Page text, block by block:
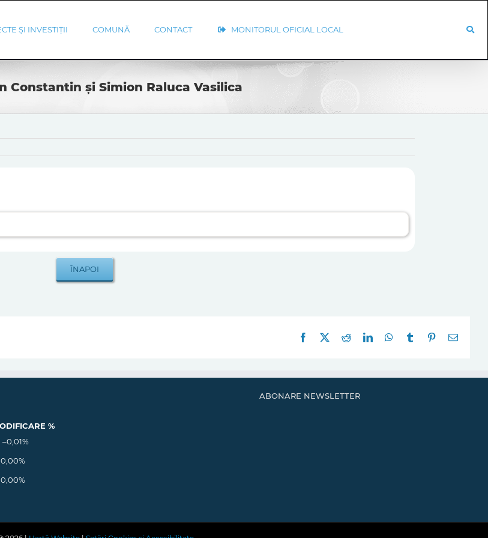
ȘI INVESTIȚII COMUNĂ CONTACT MONITORUL OFICIAL LOCAL
Constantin și Simion Raluca Vasilica
Facebook RedditLinkedInWhatsApp
Tumblr Pinterest
E-
%
–0,01%
0,00%
0,00%
ABONARE NEWSLETTER